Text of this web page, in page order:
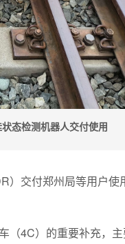
态检测机器人交付使用
交付郑州局等用户使
4C）的重要补充，主